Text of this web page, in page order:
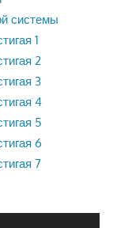
системы
1
2
3
4
5
6
7